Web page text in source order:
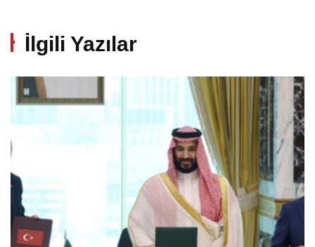
İlgili Yazılar